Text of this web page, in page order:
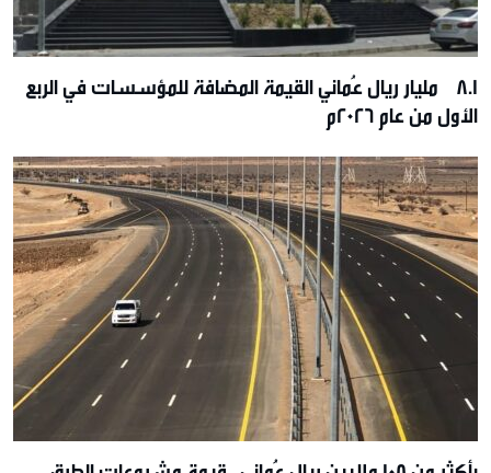
8.1 مليار ريال عُماني القيمة المضافة للمؤسسات في الربع
الأول من عام 2026م